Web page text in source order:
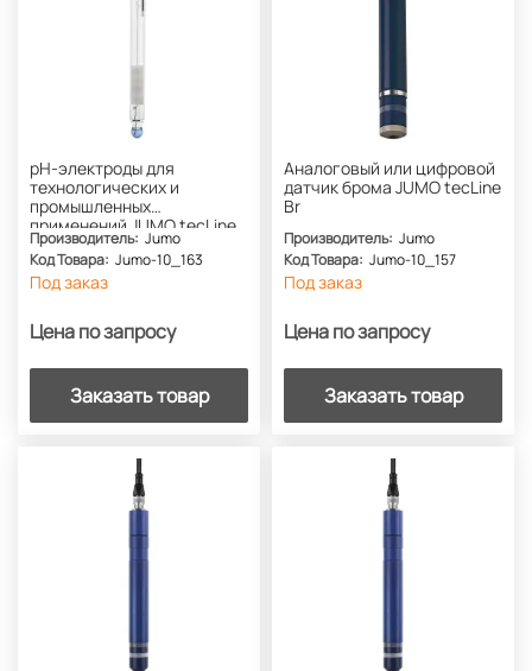
pH-электроды для
технологических и
промышленных
применений JUMO tecLine
pH
Производитель: Jumo
Код Товара: Jumo-10_163
Под заказ
Цена по запросу
Заказать товар
Аналоговый или цифровой
датчик брома JUMO tecLine
Br
Производитель: Jumo
Код Товара: Jumo-10_157
Под заказ
Цена по запросу
Заказать товар